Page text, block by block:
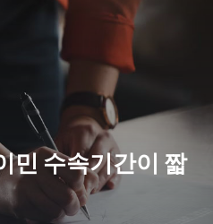
민 수속기간이 짧